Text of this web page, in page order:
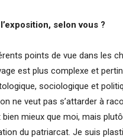
selon vous ?
points de vue dans les
est plus complexe et
sociologique et
ne veut pas s’attarder à
mieux que moi, mais
du patriarcat. Je suis